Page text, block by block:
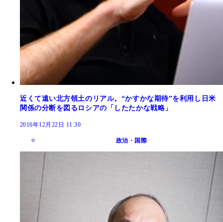
近くて遠い北方領土のリアル。“かすかな期待”を利用し日米
関係の分断を図るロシアの「したたかな戦略」
2016年12月22日 11:30
政治・国際